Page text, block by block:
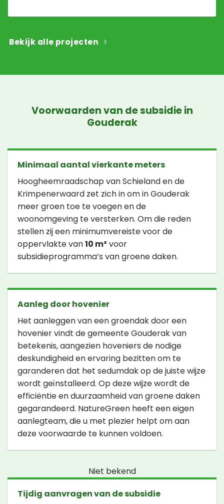
Bekijk alle projecten
Voorwaarden van de subsidie in
Gouderak
Minimaal aantal vierkante meters
Hoogheemraadschap van Schieland en de
Krimpenerwaard zet zich in om in Gouderak
meer groen toe te voegen en de
woonomgeving te versterken. Om die reden
stellen zij een minimumvereiste voor de
oppervlakte van10 m² voor
subsidieprogramma’s van groene daken.
Aanleg door hovenier
Het aanleggen van een groendak door een
hovenier vindt de gemeente Gouderak van
betekenis, aangezien hoveniers de nodige
deskundigheid en ervaring bezitten om te
garanderen dat het sedumdak op de juiste wijze
wordt geïnstalleerd. Op deze wijze wordt de
efficiëntie en duurzaamheid van groene daken
gegarandeerd. NatureGreen heeft een eigen
aanlegteam, die u met plezier helpt om aan
deze voorwaarde te kunnen voldoen.
Niet bekend
Tijdig aanvragen van de subsidie